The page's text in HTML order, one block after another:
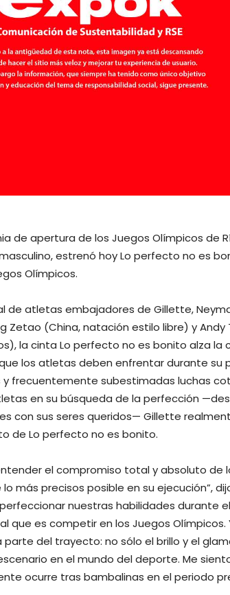
de apertura de los Juegos Olímpicos de
estrenó hoy Lo perfecto no es
Olímpicos.
de atletas embajadores de Gillette,
Zetao (China, natación estilo libre) y
la cinta Lo perfecto no es bonito alza la
los atletas deben enfrentar durante su
y frecuentemente subestimadas luchas
en su búsqueda de la perfección
con sus seres queridos— Gillette
de Lo perfecto no es bonito.
el compromiso total y absoluto de
más precisos posible en su ejecución”,
nuestras habilidades durante
que es competir en los Juegos Olímpicos.
del trayecto: no sólo el brillo y el
en el mundo del deporte. Me
ocurre tras bambalinas en el periodo